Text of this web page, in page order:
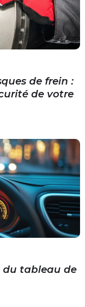
de frein :
de votre
du tableau de